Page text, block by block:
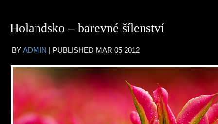
Holandsko – barevné šílenství
BYADMIN | PUBLISHED MAR 05 2012